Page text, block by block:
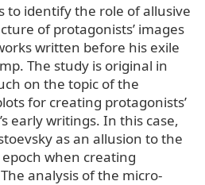
to identify the role of allusive
of protagonists’ images
written before his exile
The study is original in
on the topic of the
for creating protagonists’
early writings. In this case,
as an allusion to the
when creating
analysis of the micro-